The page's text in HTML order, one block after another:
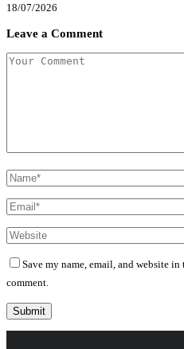
18/07/2026
Leave a Comment
Save my name, email, and website
comment.